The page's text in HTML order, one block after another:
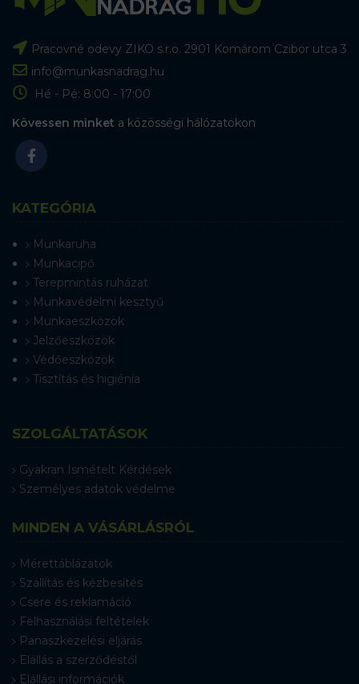
Pracovné odevy ZIKO s.r.o. 2901 Komárom Czibor utca 3
info@munkasnadrag.hu
Hé - Pé: 8:00 - 17:00
Kövessen minket a közösségi hálózatokon
KATEGÓRIA
Munkaruha
Munkacipő
Terepmintás ruházat
Munkavédelmi kesztyű
Munkaeszközök
Jelzőeszközök
Védőeszközök
Tisztítás és higiénia
SZOLGÁLTATÁSOK
Gyakran Ismételt Kérdések
Személyes adatok védelme
MINDEN A VÁSÁRLÁSRÓL
Mérettáblázatok
Szállítás és kézbesítés
Csere és reklamáció
Felhasználási feltételek
Panaszkezelési eljárás
Elállás a szerződéstől
Elállási információk